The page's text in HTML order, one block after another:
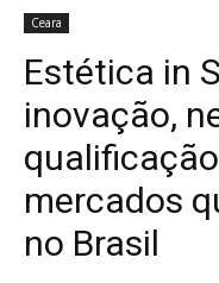
Ceara
Estética in
inovação,
mercados
no Brasil